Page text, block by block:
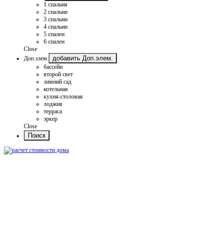
1 спальня
2 спальни
3 спальни
4 спальни
5 спален
6 спален
Close
Доп.элем.
добавить Доп.элем.
бассейн
второй свет
зимний сад
котельная
кухня-столовая
лоджия
терраса
эркер
Close